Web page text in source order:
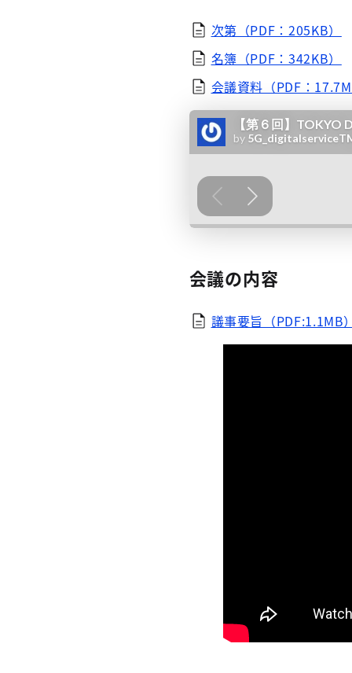
次第（PDF：205KB）
名簿（PDF：342KB）
会議資料（PDF：
会議の内容
議事要旨（PDF:1.1MB